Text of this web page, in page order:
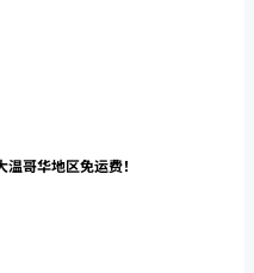
哥华地区免运费！